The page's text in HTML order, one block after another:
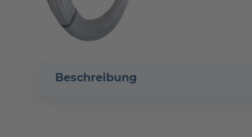
Beschreibung